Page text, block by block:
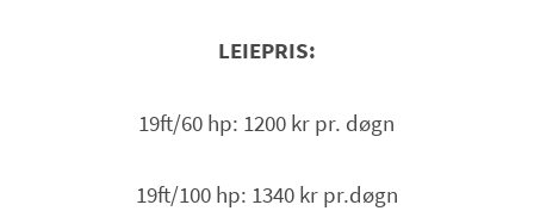
LEIEPRIS:
19ft/60 hp: 1200 kr pr. døgn
19ft/100 hp: 1340 kr pr.døgn